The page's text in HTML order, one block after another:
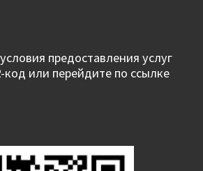
предоставления услуг
код или перейдите по ссылке